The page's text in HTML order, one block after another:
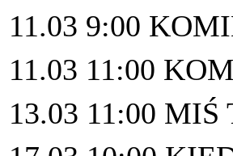
11.03 9:00
11.03 11:00
13.03 11:00